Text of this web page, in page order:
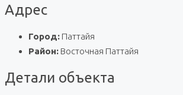
Адрес
Город: Паттайя
Район: Восточная Паттайя
Детали объекта